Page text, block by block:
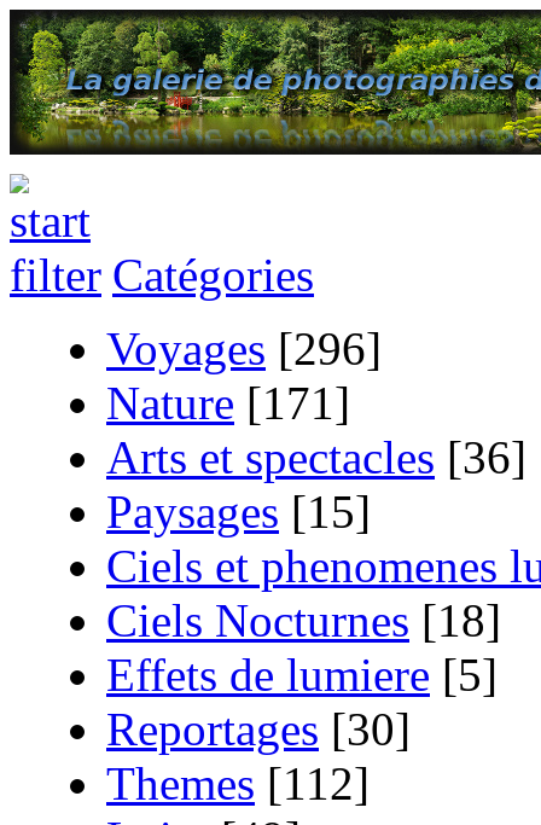
Catégories
Voyages [296]
Nature [171]
Arts et spectacles [36]
Paysages [15]
Ciels et phenomenes
Ciels Nocturnes [18]
Effets de lumiere [5]
Reportages [30]
Themes [112]